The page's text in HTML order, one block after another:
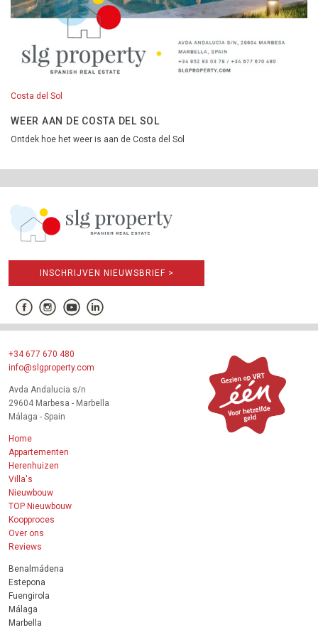
Costa del Sol
WEER AAN DE COSTA DEL SOL
Ontdek hoe het weer is aan de Costa del Sol
INSCHRIJVEN NIEUWSBRIEF >
+34 677 670 480
info@slgproperty.com
Avda Andalucia s/n
29604 Marbesa - Marbella
Málaga - Spain
Home
Appartementen
Herenhuizen
Villa's
Nieuwbouw
TOP Nieuwbouw
Koopproces
Over ons
Reviews
Benalmádena
Estepona
Fuengirola
Málaga
Marbella